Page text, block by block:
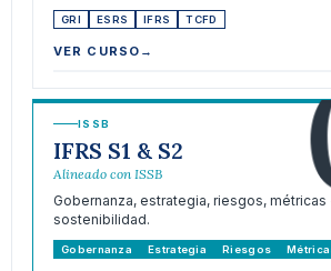
GRI ESRS IFRS TCFD
VER CURSO →
ISSB
IFRS S1 & S2
Alineado con ISSB
Gobernanza, estrategia, riesgos, métricas
sostenibilidad.
Gobernanza Estrategia Riesgos